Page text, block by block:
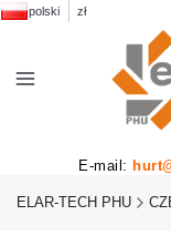
polski zł
E-mail:
ELAR-TECH PHU